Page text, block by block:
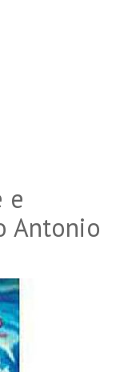
e
Antonio